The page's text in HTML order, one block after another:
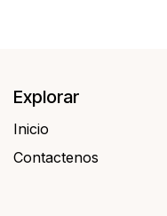
Explorar
Inicio
Contactenos​​